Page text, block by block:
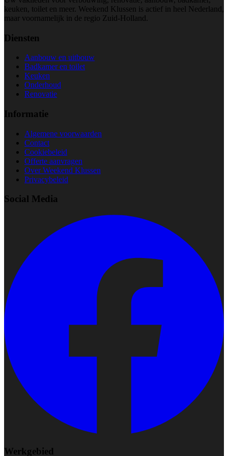
keuken, toilet en meer. Weekend Klussen is actief in heel Nederland,
maar voornamelijk in de regio Zuid-Holland.
Diensten
Aanbouw en uitbouw
Badkamer en toilet
Keuken
Onderhoud
Renovatie
Informatie
Algemene voorwaarden
Contact
Cookiebeleid
Offerte aanvragen
Over Weekend Klussen
Privacybeleid
Social Media
Werkgebied